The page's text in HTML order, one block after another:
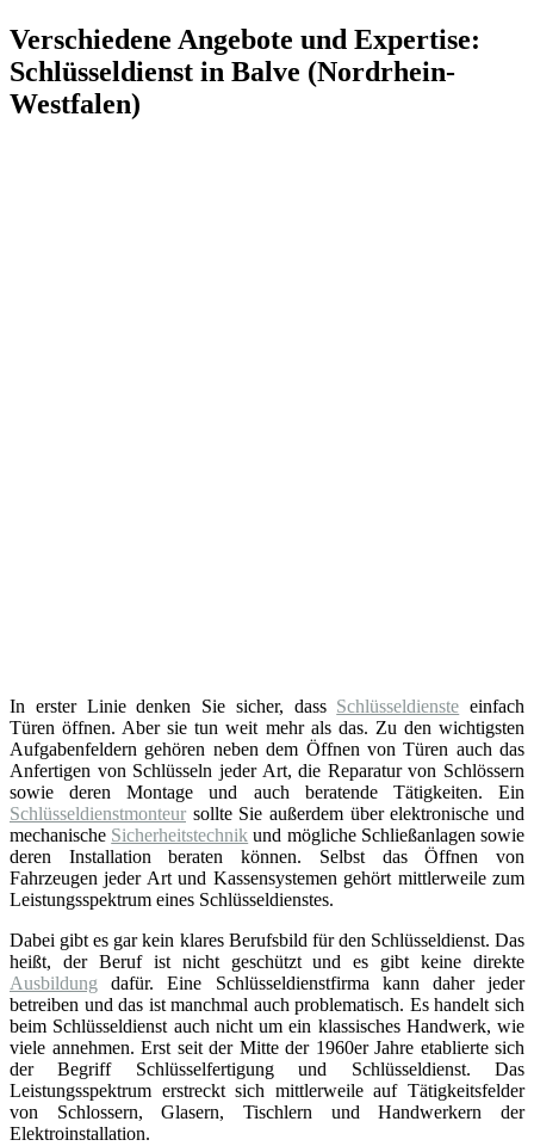
Verschiedene Angebote und Expertise:
Schlüsseldienst in Balve (Nordrhein-
Westfalen)
In erster Linie denken Sie sicher, dass Schlüsseldienste einfach
Türen öffnen. Aber sie tun weit mehr als das. Zu den wichtigsten
Aufgabenfeldern gehören neben dem Öffnen von Türen auch das
Anfertigen von Schlüsseln jeder Art, die Reparatur von Schlössern
sowie deren Montage und auch beratende Tätigkeiten. Ein
Schlüsseldienstmonteur sollte Sie außerdem über elektronische und
mechanische Sicherheitstechnik und mögliche Schließanlagen sowie
deren Installation beraten können. Selbst das Öffnen von
Fahrzeugen jeder Art und Kassensystemen gehört mittlerweile zum
Leistungsspektrum eines Schlüsseldienstes.
Dabei gibt es gar kein klares Berufsbild für den Schlüsseldienst. Das
heißt, der Beruf ist nicht geschützt und es gibt keine direkte
Ausbildung dafür. Eine Schlüsseldienstfirma kann daher jeder
betreiben und das ist manchmal auch problematisch. Es handelt sich
beim Schlüsseldienst auch nicht um ein klassisches Handwerk, wie
viele annehmen. Erst seit der Mitte der 1960er Jahre etablierte sich
der Begriff Schlüsselfertigung und Schlüsseldienst. Das
Leistungsspektrum erstreckt sich mittlerweile auf Tätigkeitsfelder
von Schlossern, Glasern, Tischlern und Handwerkern der
Elektroinstallation.